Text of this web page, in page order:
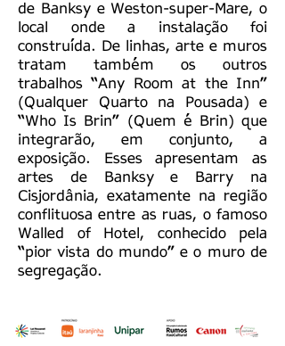
de Banksy e Weston-super-Mare, o
local onde a instalação foi
construída. De linhas, arte e muros
tratam também os outros
trabalhos “Any Room at the Inn”
(Qualquer Quarto na Pousada) e
“Who Is Brin” (Quem é Brin) que
integrarão, em conjunto, a
exposição. Esses apresentam as
artes de Banksy e Barry na
Cisjordânia, exatamente na região
conflituosa entre as ruas, o famoso
Walled of Hotel, conhecido pela
“pior vista do mundo” e o muro de
segregação.